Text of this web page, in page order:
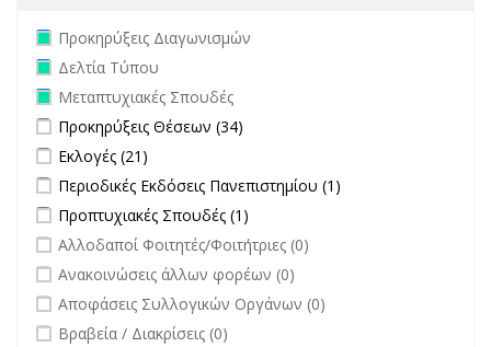
Remove Προκηρύξεις Διαγωνισμών filter
Προκηρύξεις Διαγωνισμών
Remove Δελτία Τύπου filter
Δελτία Τύπου
Remove Μεταπτυχιακές Σπουδές filter
Μεταπτυχιακές Σπουδές
Apply Προκηρύξεις Θέσεων filter
Προκηρύξεις Θέσεων (34)
Apply Εκλογές filter
Εκλογές (21)
Apply Περιοδικές Εκδόσεις Πανεπιστημίου filter
Περιοδικές Εκδόσεις Πανεπιστημίου (1)
Apply Προπτυχιακές Σπουδές filter
Προπτυχιακές Σπουδές (1)
undefined
Αλλοδαποί Φοιτητές/Φοιτήτριες (0)
undefined
Ανακοινώσεις άλλων φορέων (0)
undefined
Αποφάσεις Συλλογικών Οργάνων (0)
undefined
Βραβεία / Διακρίσεις (0)